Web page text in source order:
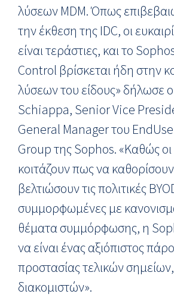
λύσεων MDM. Όπως
την έκθεση της IDC, οι
είναι τεράστιες, και το
Control βρίσκεται ήδη στην
λύσεων του είδους» δήλωσε
Schiappa, Senior Vice
General Manager του
Group της Sophos. «Καθώς οι
κοιτάζουν πως να
βελτιώσουν τις πολιτικές
συμμορφωμένες με
θέματα συμμόρφωσης, η
να είναι ένας αξιόπιστος
προστασίας τελικών
διακομιστών».